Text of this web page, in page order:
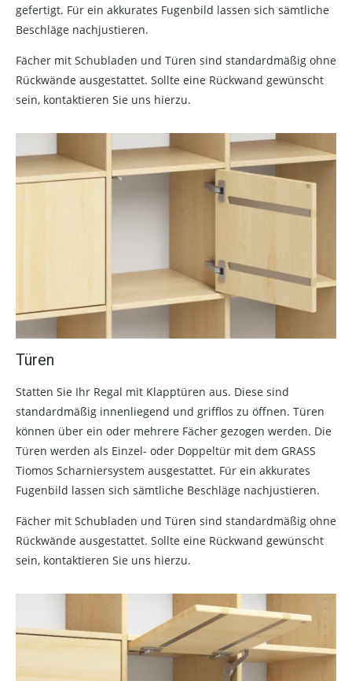
gefertigt. Für ein akkurates Fugenbild lassen sich sämtliche
Beschläge nachjustieren.
Fächer mit Schubladen und Türen sind standardmäßig ohne
Rückwände ausgestattet. Sollte eine Rückwand gewünscht
sein, kontaktieren Sie uns hierzu.
Türen
Statten Sie Ihr Regal mit Klapptüren aus. Diese sind
standardmäßig innenliegend und grifflos zu öffnen. Türen
können über ein oder mehrere Fächer gezogen werden. Die
Türen werden als Einzel- oder Doppeltür mit dem GRASS
Tiomos Scharniersystem ausgestattet. Für ein akkurates
Fugenbild lassen sich sämtliche Beschläge nachjustieren.
Fächer mit Schubladen und Türen sind standardmäßig ohne
Rückwände ausgestattet. Sollte eine Rückwand gewünscht
sein, kontaktieren Sie uns hierzu.